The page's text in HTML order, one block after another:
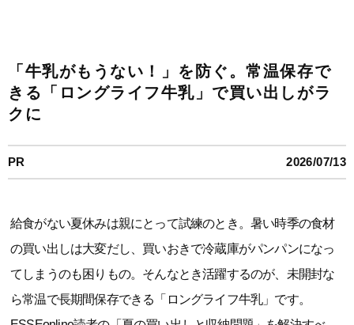
「牛乳がもうない！」を防ぐ。常温保存で
きる「ロングライフ牛乳」で買い出しがラ
クに
PR 2026/07/13
給食がない夏休みは親にとって試練のとき。暑い時季の食材
の買い出しは大変だし、買いおきで冷蔵庫がパンパンになっ
てしまうのも困りもの。そんなとき活躍するのが、未開封な
ら常温で長期間保存できる「ロングライフ牛乳」です。